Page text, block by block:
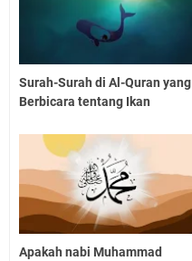
Surah-Surah di Al-Quran yang
Berbicara tentang Ikan
Apakah nabi Muhammad